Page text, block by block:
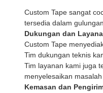
Custom Tape sangat
tersedia dalam
Dukungan dan
Custom Tape
Tim dukungan teknis
Tim layanan kami juga
menyelesaikan
Kemasan dan